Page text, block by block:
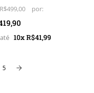
R$499,00
10x R$41,99
5